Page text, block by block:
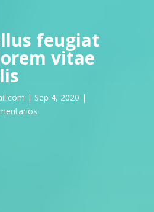
feugiat
vitae
| Sep 4, 2020 |